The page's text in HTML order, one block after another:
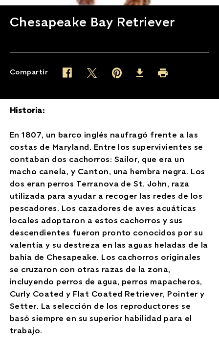
Chesapeake Bay Retriever
Compartir Facebook (opens in new window)
Twitter (opens in new window)
Pinterest (opens in new window)
Download (opens in new
Imprimir (opens in
Historia:
En 1807, un barco inglés naufragó frente a las
costas de Maryland. Entre los supervivientes se
contaban dos cachorros: Sailor, que era un
macho canela, y Canton, una hembra negra. Los
dos eran perros Terranova de St. John, raza
utilizada para ayudar a recoger las redes de los
pescadores. Los cazadores de aves acuáticas
locales adoptaron a estos cachorros y sus
descendientes fueron pronto conocidos por su
valentía y su destreza en las aguas heladas de la
bahía de Chesapeake. Los cachorros originales
se cruzaron con otras razas de la zona,
incluyendo perros de agua, perros mapacheros,
Curly Coated y Flat Coated Retriever, Pointer y
Setter. La selección de los reproductores se
basó siempre en su superior habilidad para el
trabajo.